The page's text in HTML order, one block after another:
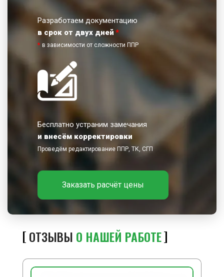
Разработаем документацию
в срок от двух дней *
* в зависимости от сложности ППР
Бесплатно устраним замечания
и внесём корректировки
Проведём редактирование ППР, ТК, СГП
Заказать расчёт цены
ОТЗЫВЫ О НАШЕЙ РАБОТЕ